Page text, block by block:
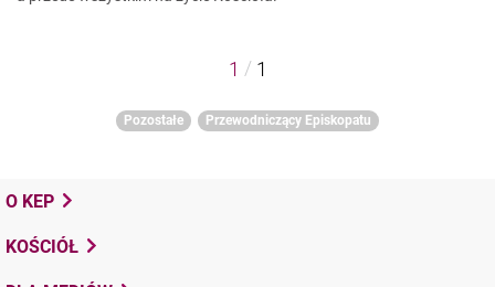
1 / 1
Pozostałe Przewodniczący Episkopatu
O KEP
KOŚCIÓŁ